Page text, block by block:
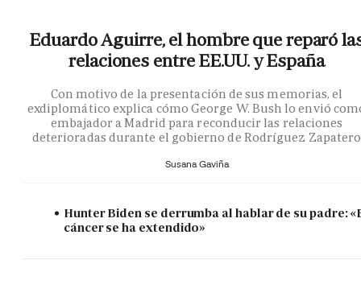
Eduardo Aguirre, el hombre que reparó
relaciones entre EE.UU. y España
Con motivo de la presentación de sus memorias, el
exdiplomático explica cómo George W. Bush lo envió
embajador a Madrid para reconducir las relaciones
deterioradas durante el gobierno de Rodríguez Zapatero
Susana Gaviña
Hunter Biden se derrumba al hablar de su padre:
cáncer se ha extendido»